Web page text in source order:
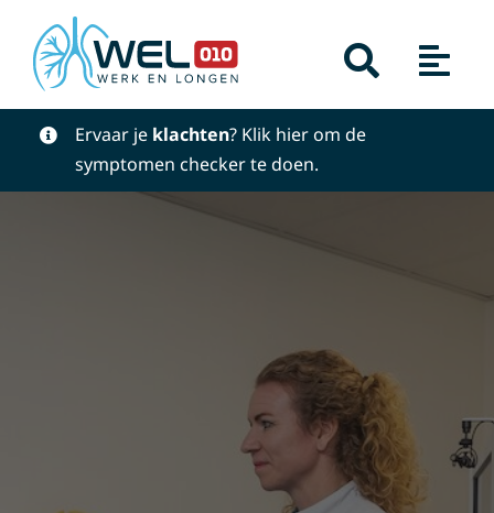
content
Ervaar je klachten? Klik hier om de
symptomen checkerte doen.